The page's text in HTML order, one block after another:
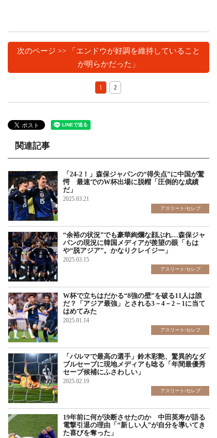
次のページ >> 「エンドウが好調を維持していること
が明らかだった」
1 2
関連記事
「24-2！」森保ジャパンの“得失点”に中国が驚
愕 最速でのW杯出場に脱帽「圧倒的な成績
だ」
2025.03.21
アスリート/セレブ
“余裕の状況”でも豪華絢爛な顔ぶれ…森保ジャ
パンの現況に韓国メディアが羨望の眼「もは
や“脱アジア”。かなりクレイジー」
2025.03.15
アスリート/セレブ
W杯で立ちはだかる“8強の壁”を破る11人は誰
だ？「アジア最強」とされる3－4－2－1に当て
はめてみた
2025.01.14
アスリート/セレブ
「パルマで最高の選手」鈴木彩艶、驚異的なダ
ブルセーブに現地メディアも唸る「年間最優秀
セーブ候補にふさわしい」
2025.02.19
アスリート/セレブ
19年前に何が決断させたのか 中田英寿が語る
電撃引退の理由「“新しい人”が自分を導いてき
た喜びを奪った」